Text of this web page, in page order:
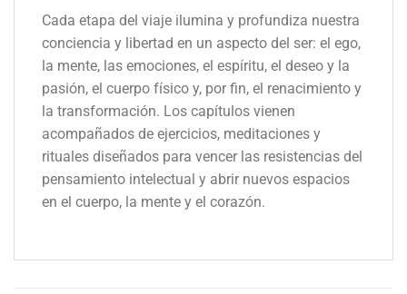
Cada etapa del viaje ilumina y profundiza nuestra
conciencia y libertad en un aspecto del ser: el ego,
la mente, las emociones, el espíritu, el deseo y la
pasión, el cuerpo físico y, por fin, el renacimiento y
la transformación. Los capítulos vienen
acompañados de ejercicios, meditaciones y
rituales diseñados para vencer las resistencias del
pensamiento intelectual y abrir nuevos espacios
en el cuerpo, la mente y el corazón.